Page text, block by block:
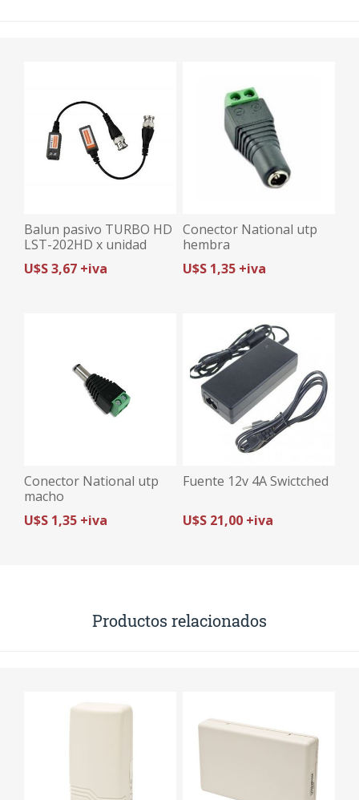
Balun pasivo TURBO HD
LST-202HD x unidad
U$S 3,67 +iva
Conector National utp
hembra
U$S 1,35 +iva
Conector National utp
macho
U$S 1,35 +iva
Fuente 12v 4A Swictched
U$S 21,00 +iva
Productos relacionados